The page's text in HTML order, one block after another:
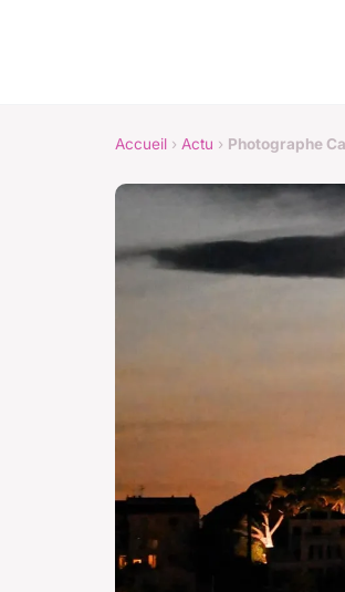
Accueil › Actu › Photographe